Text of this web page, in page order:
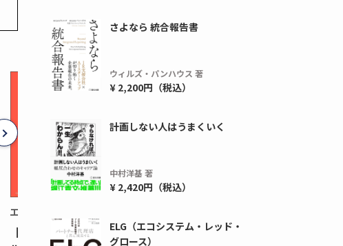
エムディーピー
【月間1,000万本以上の配布実績！】デジタ
さよなら 統合報告書
ウィルズ・パンハウス 著
¥ 2,200円（税込）
計画しない人はうまくいく
中村洋基 著
¥ 2,420円（税込）
ELG（エコシステム・レッド・
グロース）